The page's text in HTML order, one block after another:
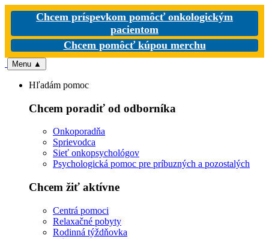
Chcem príspevkom pomôcť onkologickým
pacientom
Chcem pomôcť kúpou merchu
Menu ▲
Hľadám pomoc
Chcem poradiť od odborníka
Onkoporadňa
Sprievodca
Sieť onkopsychológov
Psychologická pomoc pre príbuzných a pozostalých
Chcem žiť aktívne
Centrá pomoci
Relaxačné pobyty
Rodinná týždňovka